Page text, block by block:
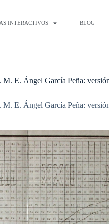
INTERACTIVOS BLOG
E. Ángel García Peña:
E. Ángel García Peña: